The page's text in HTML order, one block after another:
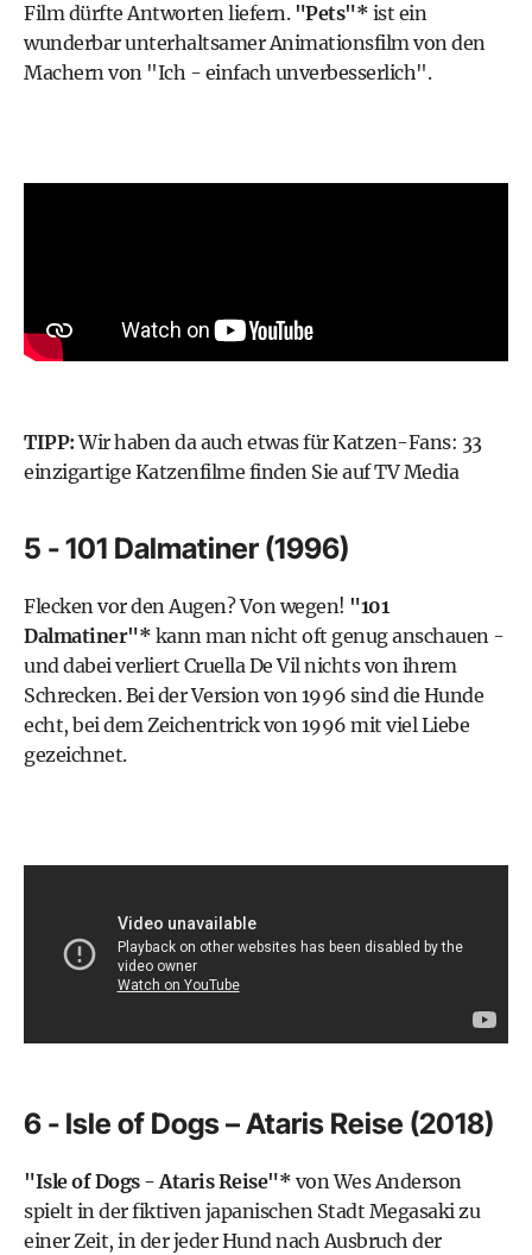
Film dürfte Antworten liefern. "Pets"* ist ein
wunderbar unterhaltsamer Animationsfilm von den
Machern von "Ich - einfach unverbesserlich".
TIPP:Wir haben da auch etwas für Katzen-Fans: 33
einzigartige Katzenfilme finden Sie auf TV Media
5 - 101 Dalmatiner (1996)
Flecken vor den Augen? Von wegen! "101
Dalmatiner"* kann man nicht oft genug anschauen -
und dabei verliert Cruella De Vil nichts von ihrem
Schrecken. Bei der Version von 1996 sind die Hunde
echt, bei dem Zeichentrick von 1996 mit viel Liebe
gezeichnet.
6 - Isle of Dogs – Ataris Reise (2018)
"Isle of Dogs - Ataris Reise"* von Wes Anderson
spielt in der fiktiven japanischen Stadt Megasaki zu
einer Zeit, in der jeder Hund nach Ausbruch der